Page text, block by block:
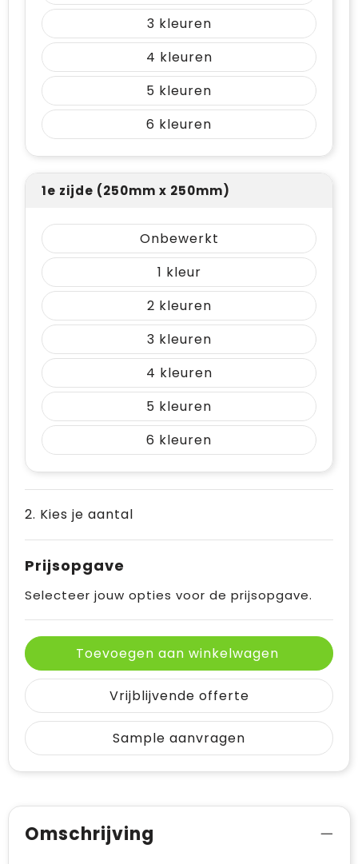
3
4
5
6
1e zijde (250mm x 250mm)
Onbewerkt
1
2
3
4
5
6
2. Kies je aantal
Prijsopgave
Selecteer jouw opties voor de prijsopgave.
Toevoegen aan winkelwagen
Vrijblijvende offerte
Sample aanvragen
Omschrijving